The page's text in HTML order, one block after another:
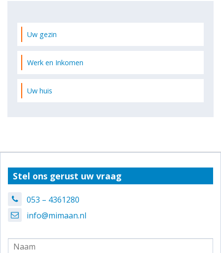
Uw gezin
Werk en Inkomen
Uw huis
Stel ons gerust uw vraag
053 – 4361280
info@mimaan.nl